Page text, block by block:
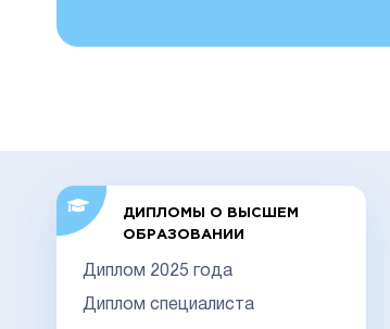
ДИПЛОМЫ О ВЫСШЕМ
ОБРАЗОВАНИИ
Диплом 2025 года
Диплом специалиста